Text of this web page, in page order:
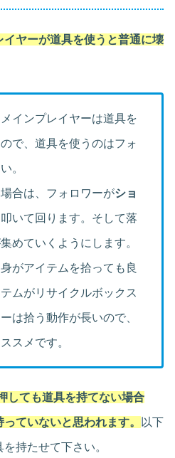
イヤーが道具を使うと普通に壊
インプレイヤーは道具を
で、道具を使うのはフォ
。
合は、フォロワーがショ
いて回ります。そして落
めていくようにします。
がアイテムを拾っても良
ムがリサイクルボックス
は拾う動作が長いので、
スメです。
しても道具を持てない場合
ていないと思われます。 以下
持たせて下さい。